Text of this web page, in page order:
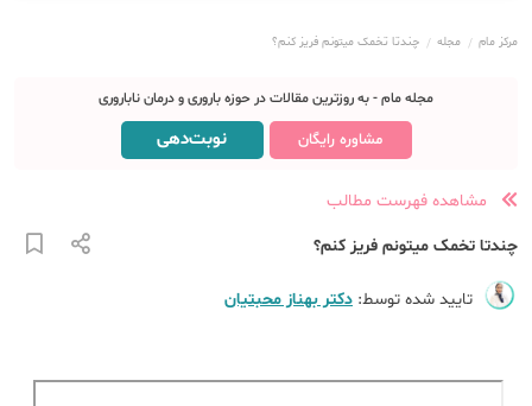
مرکز مام مجله چندتا تخمک میتونم فریز کنم؟
مجله مام - به روزترین مقالات در حوزه باروری و درمان ناباروری
مشاوره رایگان نوبت‌دهی
مشاهده فهرست مطالب
چندتا تخمک میتونم فریز کنم؟
تایید شده توسط: دکتر بهناز محبتیان